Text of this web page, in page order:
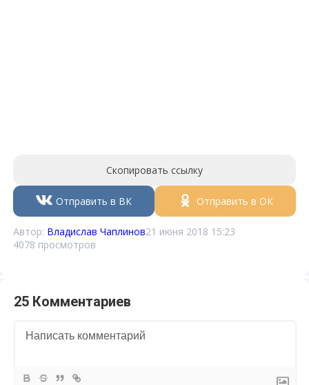
Скопировать ссылку
Отправить в ВК Отправить в ОК
Автор: Владислав Чаплинов21 июня 2018 15:23
4078 просмотров
25 Комментариев